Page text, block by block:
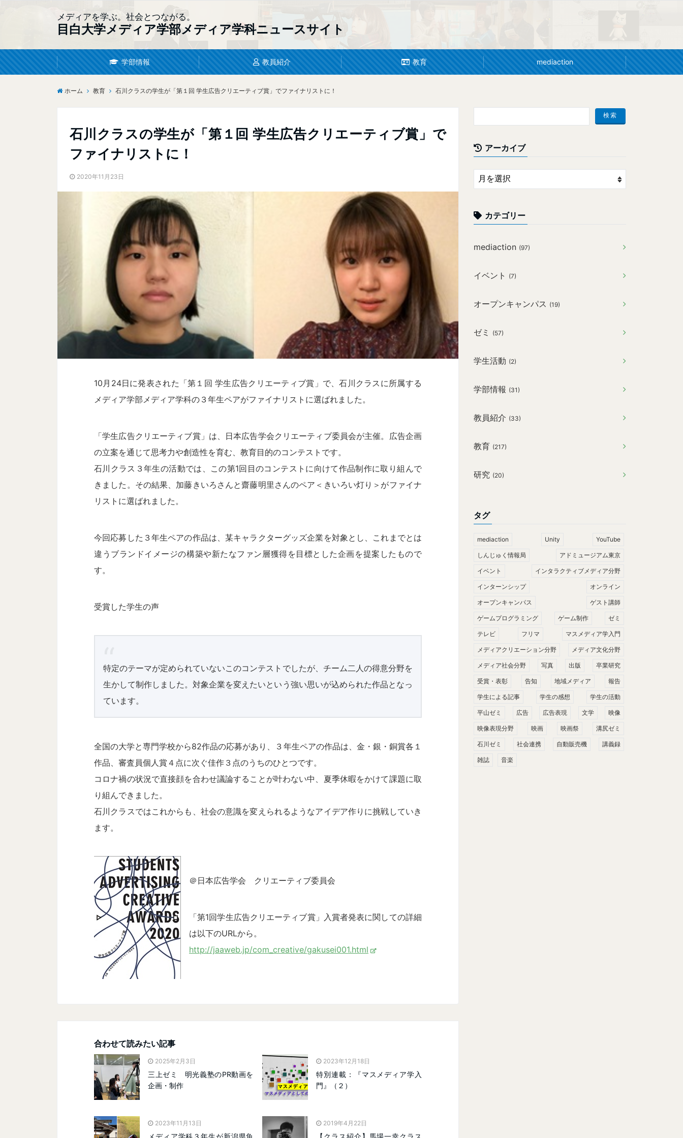
メディアを学ぶ。社会とつながる。
目白大学メディア学部メディア学科ニュースサイト
学部情報 教員紹介 教育 mediaction
ホーム 教育 石川クラスの学生が「第１回 学生広告クリエーティブ賞」でファイナリストに！
石川クラスの学生が「第１回 学生広告クリエーティブ賞」で
ファイナリストに！
2020年11月23日
10月24日に発表された「第１回 学生広告クリエーティブ賞」で、石川クラスに所属する
メディア学部メディア学科の３年生ペアがファイナリストに選ばれました。
「学生広告クリエーティブ賞」は、日本広告学会クリエーティブ委員会が主催。広告企画
の立案を通じて思考力や創造性を育む、教育目的のコンテストです。
石川クラス３年生の活動では、この第1回目のコンテストに向けて作品制作に取り組んで
きました。その結果、加藤きいろさんと齋藤明里さんのペア＜きいろい灯り＞がファイナ
リストに選ばれました。
今回応募した３年生ペアの作品は、某キャラクターグッズ企業を対象とし、これまでとは
違うブランドイメージの構築や新たなファン層獲得を目標とした企画を提案したもので
す。
受賞した学生の声
特定のテーマが定められていないこのコンテストでしたが、チーム二人の得意分野を
生かして制作しました。対象企業を変えたいという強い思いが込められた作品となっ
ています。
全国の大学と専門学校から82作品の応募があり、３年生ペアの作品は、金・銀・銅賞各１
作品、審査員個人賞４点に次ぐ佳作３点のうちのひとつです。
コロナ禍の状況で直接顔を合わせ議論することが叶わない中、夏季休暇をかけて課題に取
り組んできました。
石川クラスではこれからも、社会の意識を変えられるようなアイデア作りに挑戦していき
ます。
＠日本広告学会 クリエーティブ委員会
「第1回学生広告クリエーティブ賞」入賞者発表に関しての詳細
は以下のURLから。
http://jaaweb.jp/com_creative/gakusei001.html
合わせて読みたい記事
2025年2月3日
三上ゼミ 明光義塾のPR動画を
企画・制作
2023年12月18日
特別連載：『マスメディア学入
門』（２）
2023年11月13日
メディア学科３年生が新潟県魚
2019年4月22日
【クラス紹介】馬場一幸クラス
アーカイブ
カテゴリー
mediaction (97)
イベント (7)
オープンキャンパス (19)
ゼミ (57)
学生活動 (2)
学部情報 (31)
教員紹介 (33)
教育 (217)
研究 (20)
タグ
mediaction Unity YouTube
しんじゅく情報局 アドミュージアム東京
イベント インタラクティブメディア分野
インターンシップ オンライン
オープンキャンパス ゲスト講師
ゲームプログラミング ゲーム制作 ゼミ
テレビ フリマ マスメディア学入門
メディアクリエーション分野 メディア文化分野
メディア社会分野 写真 出版 卒業研究
受賞・表彰 告知 地域メディア 報告
学生による記事 学生の感想 学生の活動
平山ゼミ 広告 広告表現 文学 映像
映像表現分野 映画 映画祭 溝尻ゼミ
石川ゼミ 社会連携 自動販売機 講義録
雑誌 音楽